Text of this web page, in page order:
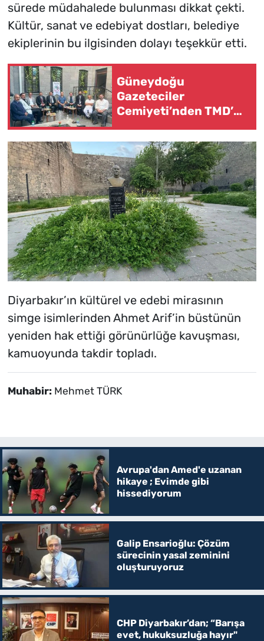
sürede müdahalede bulunması dikkat çekti.
Kültür, sanat ve edebiyat dostları, belediye
ekiplerinin bu ilgisinden dolayı teşekkür etti.
Güneydoğu
Gazeteciler
Cemiyeti’nden TMD’ye
Diyarbakır’ın kültürel ve edebi mirasının
simge isimlerinden Ahmet Arif’in büstünün
yeniden hak ettiği görünürlüğe kavuşması,
kamuoyunda takdir topladı.
Muhabir: Mehmet TÜRK
Avrupa'dan Amed'e uzanan
hikaye ; Evimde gibi
hissediyorum
Galip Ensarioğlu: Çözüm
sürecinin yasal zeminini
oluşturuyoruz
CHP Diyarbakır’dan; “Barışa
evet, hukuksuzluğa hayır"